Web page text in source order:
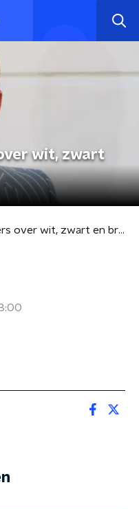
wit, zwart
Stephan Sanders over wit, zwart en bruin